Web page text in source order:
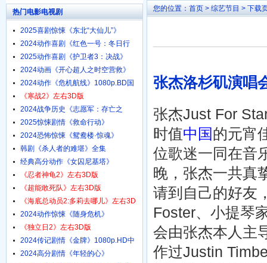
您的位置： 首页 > 综艺节目 > 下载
张杰洛杉矶演唱
张杰Just For
时值中国的元宵
位歌迷一同在音
晚，张杰一共真
请到自己的好友
Foster、小提琴
会由张杰本人主
作过Justin
热门电影电视剧
2025喜剧惊悚《东北“大仙儿”》
1080p.HD国语中字
2024动作喜剧《红色一号：冬日行
动》4K.HD中英双字
2025动作喜剧《护卫者3：决战》
1080p.HD国语中字
2024动画《开心超人之时空营救》
4K.HD国语中字
2024动作《危机航线》1080p.BD国
语中字
《寒战2》左右3D版
2024战争历史《志愿军：存亡之
战》4K.HD国语中字
2025惊悚剧情《救命行动》
1080p.HD中字
2024恐怖惊悚《鸳鸯楼·惊魂》
4K.HD国语中字
韩剧《杀人者的难堪》全集
经典高分动作《女囚尼基塔》
1080p.BD中英双字
《忍者神龟2》左右3D版
《超能敢死队》左右3D版
《海底总动员2:多莉去哪儿》左右3D
版
2024动作惊悚《随身危机》
1080p.HD中英双字
《独立日2》左右3D版
2024传记剧情《金牌》1080p.HD中
字
2024高分剧情《年轻的心》